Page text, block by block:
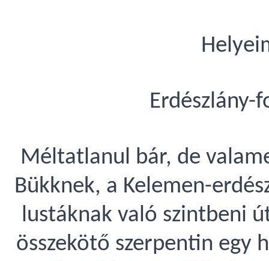
Erdészlány-
Méltatlanul bár, de
Bükknek, a Kelemen-
lustáknak való szintbeni
összekötő szerpentin egy